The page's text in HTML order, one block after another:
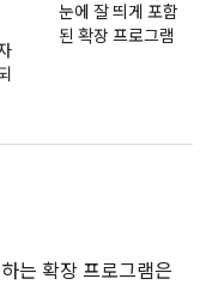
눈에 잘 띄게 포함
된 확장 프로그램
는 확장 프로그램은